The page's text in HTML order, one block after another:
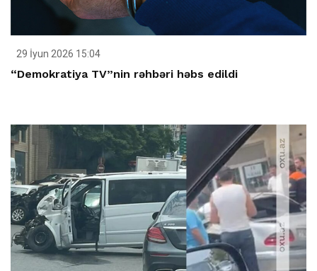
29 İyun 2026 15:04
“Demokratiya TV”nin rəhbəri həbs edildi